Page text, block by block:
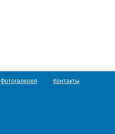
Фотогалерея Контакты